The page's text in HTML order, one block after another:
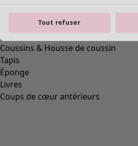
Nouveautés
Voir toute la décoration
Rideaux
Coussins & Housse de coussin
Tapis
Éponge
Livres
Coups de cœur antérieurs
Tout refuser